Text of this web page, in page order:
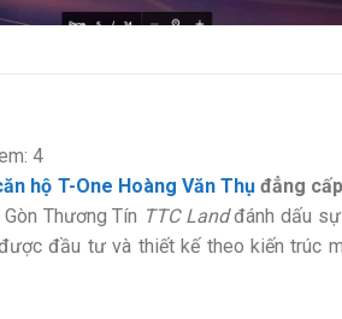
4
hộ T-One Hoàng Văn Thụ đẳng
Thương Tín TTC Landđánh dấu
đầu tư và thiết kế theo kiến trúc